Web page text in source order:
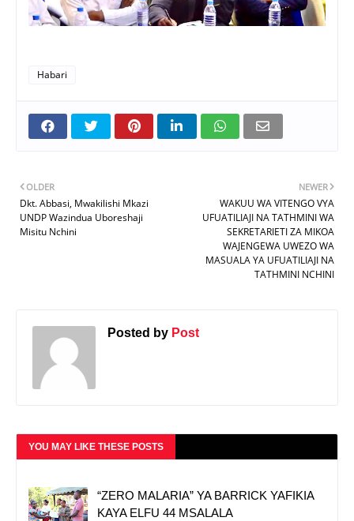
Habari
NEWER
WAKUU WA VITENGO VYA
UFUATILIAJI NA TATHMINI WA
SEKRETARIETI ZA MIKOA
WAJENGEWA UWEZO WA
MASUALA YA UFUATILIAJI NA
TATHMINI NCHINI
OLDER
Dkt. Abbasi, Mwakilishi Mkazi
UNDP Wazindua Uboreshaji
Misitu Nchini
Posted by Post
YOU MAY LIKE THESE POSTS
“ZERO MALARIA” YA BARRICK YAFIKIA
KAYA ELFU 44 MSALALA